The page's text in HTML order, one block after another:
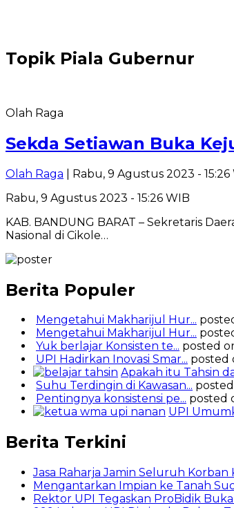
Topik Piala Gubernur
Olah Raga
Sekda Setiawan Buka
Olah Raga | Rabu, 9 Agustus 2023 - 15:26
Rabu, 9 Agustus 2023 - 15:26 WIB
KAB. BANDUNG BARAT – Sekretaris
Nasional di Cikole…
Berita Populer
Mengetahui Makharijul Hur...
Mengetahui Makharijul Hur...
Yuk berlajar Konsisten te... posted
UPI Hadirkan Inovasi Smar... posted
Apakah itu Tahsin
Suhu Terdingin di Kawasan...
Pentingnya konsistensi pe... posted
UPI
Berita Terkini
Jasa Raharja Jamin Seluruh
Mengantarkan Impian ke Tanah
Rektor UPI Tegaskan ProBidik